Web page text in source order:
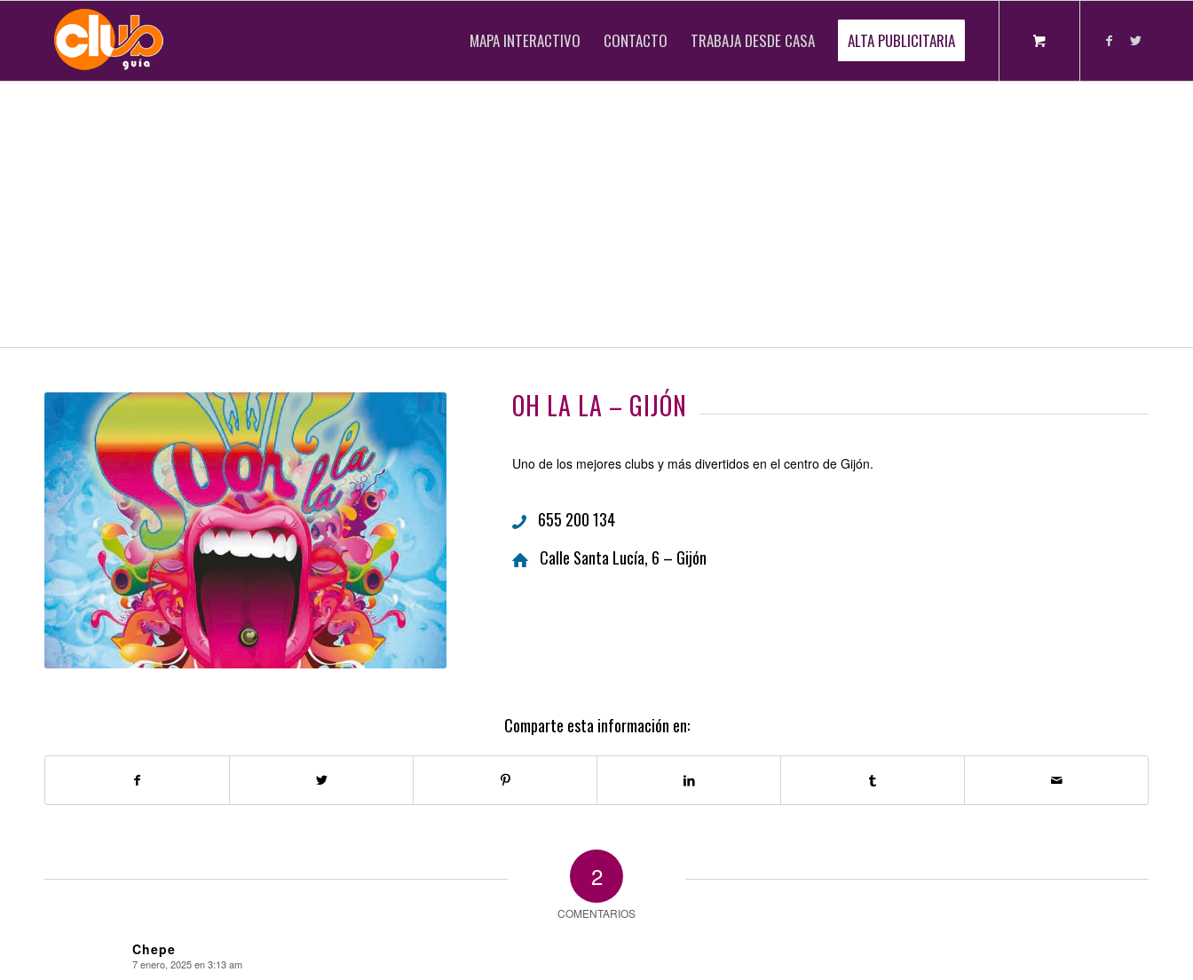
MAPA INTERACTIVO CONTACTO TRABAJA DESDE CASA ALTA PUBLICITARIA
OH LA LA – GIJÓN
Uno de los mejores clubs y más divertidos en el centro de Gijón.
655 200 134
Calle Santa Lucía, 6 – Gijón
Comparte esta información en:
2
COMENTARIOS
Chepe
Dice:
7 enero, 2025 en 3:13 am